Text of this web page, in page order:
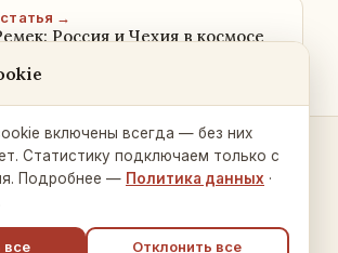
→
Россия и Чехия в космосе
Контакты и связь →
включены всегда — без них
Статистику подключаем только с
Подробнее — Политика данных ·
все Отклонить все